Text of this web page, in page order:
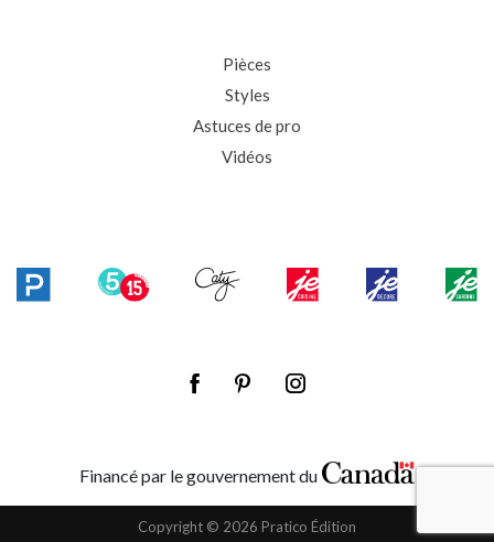
Pièces
Styles
Astuces de pro
Vidéos
Financé par le gouvernement du
Copyright © 2026 Pratico Édition